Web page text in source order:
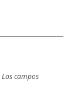
Los campos